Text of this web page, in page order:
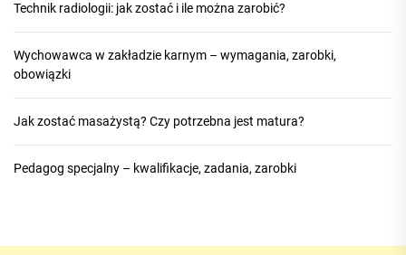
Technik radiologii: jak zostać i ile można zarobić?
Wychowawca w zakładzie karnym – wymagania, zarobki,
obowiązki
Jak zostać masażystą? Czy potrzebna jest matura?
Pedagog specjalny – kwalifikacje, zadania, zarobki